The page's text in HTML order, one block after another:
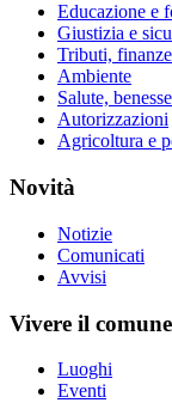
Educazione e
Giustizia e
Tributi,
Ambiente
Salute,
Autorizzazioni
Agricoltura e
Novità
Notizie
Comunicati
Avvisi
Vivere il comune
Luoghi
Eventi